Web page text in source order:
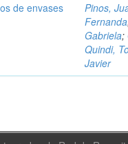
de envases
Pinos,
Fernanda
Gabriela;
Quindi,
Javier